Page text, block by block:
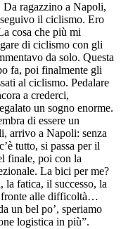
ragazzino a Napoli,
il ciclismo. Ero
cosa che più mi
di ciclismo con gli
da solo. Questa
fa, poi finalmente gli
al ciclismo. Pedalare
a crederci,
un sogno enorme.
di essere un
arrivo a Napoli: senza
tutto, si passa per il
finale, poi con la
La bici per me?
fatica, il successo, la
fronte alle difficoltà…
un bel po’, speriamo
logistica in più”.